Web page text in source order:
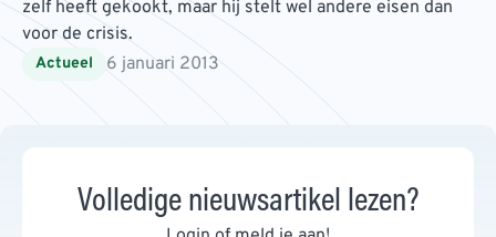
zelf heeft gekookt, maar hij stelt wel andere eisen dan
voor de crisis.
Actueel 6 januari 2013
Volledige nieuwsartikel lezen?